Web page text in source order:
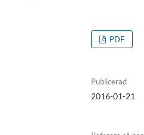
PDF
Publicerad
2016-01-21